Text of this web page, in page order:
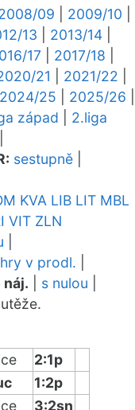
09 2009/10
13 2013/14
17 2017/18
21 2021/22
2024/25 2025/26
západ
2.liga
sestupně
KVA LIB LIT MBL
VIT ZLN
v prodl.
náj. s nulou
2:1p
1:2p
3:2sn